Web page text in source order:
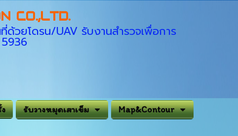
CO.,LTD.
ด้วยโดรน/UAV รับงานสำรวจเพื่อการ
รับวางหมุดเสาเข็ม Map&Contour